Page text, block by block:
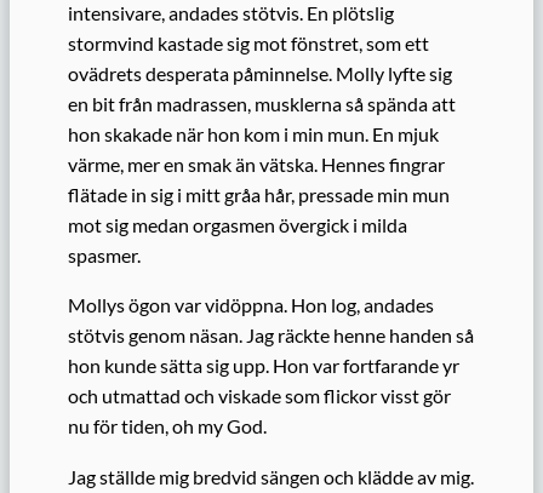
intensivare, andades stötvis. En plötslig
stormvind kastade sig mot fönstret, som ett
ovädrets desperata påminnelse. Molly lyfte sig
en bit från madrassen, musklerna så spända att
hon skakade när hon kom i min mun. En mjuk
värme, mer en smak än vätska. Hennes fingrar
flätade in sig i mitt gråa hår, pressade min mun
mot sig medan orgasmen övergick i milda
spasmer.
Mollys ögon var vidöppna. Hon log, andades
stötvis genom näsan. Jag räckte henne handen så
hon kunde sätta sig upp. Hon var fortfarande yr
och utmattad och viskade som flickor visst gör
nu för tiden, oh my God.
Jag ställde mig bredvid sängen och klädde av mig.